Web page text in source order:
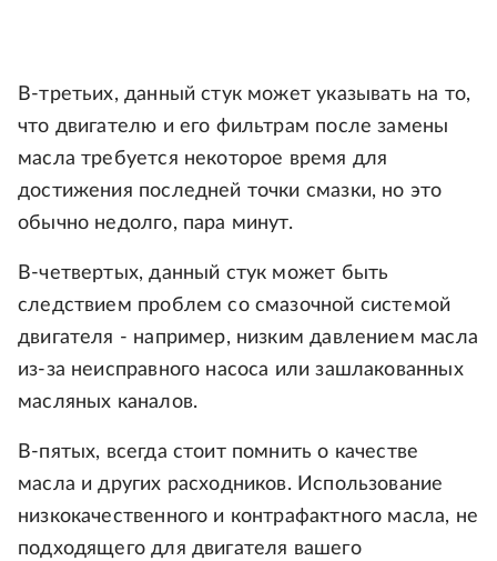
В-третьих, данный стук может указывать на то,
что двигателю и его фильтрам после замены
масла требуется некоторое время для
достижения последней точки смазки, но это
обычно недолго, пара минут.
В-четвертых, данный стук может быть
следствием проблем со смазочной системой
двигателя - например, низким давлением масла
из-за неисправного насоса или зашлакованных
масляных каналов.
В-пятых, всегда стоит помнить о качестве
масла и других расходников. Использование
низкокачественного и контрафактного масла, не
подходящего для двигателя вашего